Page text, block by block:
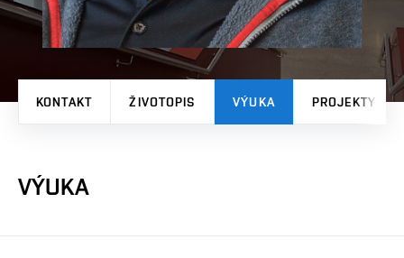
KONTAKT ŽIVOTOPIS VÝUKA PROJEKTY
VÝUKA